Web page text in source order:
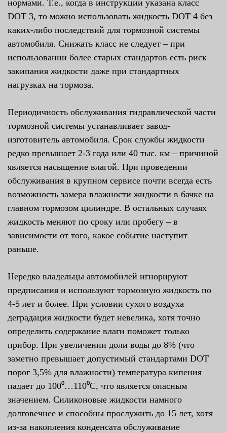
нормами. Т.е., когда в инструкции указана класс
DOT 3, то можно использовать жидкость DOT 4 без
каких-либо последствий для тормозной системы
автомобиля. Снижать класс не следует – при
использовании более старых стандартов есть риск
закипания жидкости даже при стандартных
нагрузках на тормоза.
Периодичность обслуживания гидравлической части
тормозной системы устанавливает завод-
изготовитель автомобиля. Срок службы жидкости
редко превышает 2-3 года или 40 тыс. км – причиной
является насыщение влагой. При проведении
обслуживания в крупном сервисе почти всегда есть
возможность замера влажности жидкости в бачке на
главном тормозом цилиндре. В остальных случаях
жидкость меняют по сроку или пробегу – в
зависимости от того, какое событие наступит
раньше.
Нередко владельцы автомобилей игнорируют
предписания и используют тормозную жидкость по
4-5 лет и более. При условии сухого воздуха
деградация жидкости будет невелика, хотя точно
определить содержание влаги поможет только
прибор. При увеличении доли воды до 8% (что
заметно превышает допустимый стандартами DOT
порог 3,5% для влажности) температура кипения
падает до 100⁰…110⁰С, что является опасным
значением. Силиконовые жидкости намного
долговечнее и способны прослужить до 15 лет, хотя
из-за накопления конденсата обслуживание